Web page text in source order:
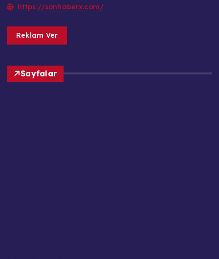
https://sonhaberx.com/
Reklam Ver
Sayfalar